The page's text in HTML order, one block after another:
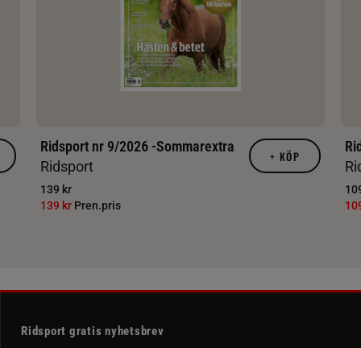
Ridsport nr 9/2026 -Sommarextra
Ridsport
139 kr
139 kr Pren.pris
+ KÖP
Ridsport gratis nyhetsbrev